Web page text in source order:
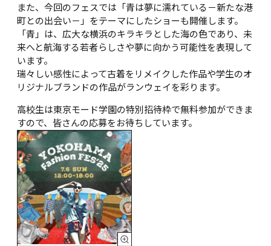
また、今回のフェスでは「青は夢に濡れている－新たな港
町との出会い－」をテーマにしたショーも開催します。
「青」は、広大な横浜のキラキラとした海の色であり、未
来へと航海する若者らしさや夢に向かう可能性を表現して
います。
瑞々しい感性によって古着をリメイクした作品や学生のオ
リジナルブランドの作品がランウェイを彩ります。
高校生は東京モード学園の特別招待枠で無料参加ができま
すので、皆さんの応募をお待ちしています。